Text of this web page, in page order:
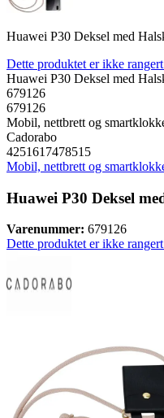
Huawei P30 Deksel med
Dette produktet er ikke
Huawei P30 Deksel med
679126
679126
Mobil, nettbrett og
Cadorabo
4251617478515
Mobil, nettbrett og
Huawei P30 Deksel
Varenummer: 679126
Dette produktet er ikke